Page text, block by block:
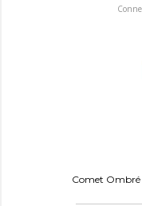
Comet Ombré